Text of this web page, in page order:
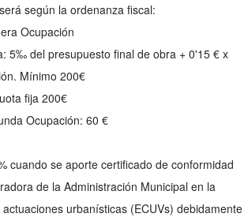
según la ordenanza fiscal:
Ocupación
presupuesto final de obra + 0'15 € x
Mínimo 200€
fija 200€
Ocupación: 60 €
cuando se aporte certificado de conformidad
de la Administración Municipal en la
urbanísticas (ECUVs) debidamente